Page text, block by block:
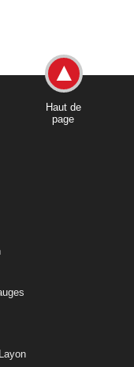
Haut de
page